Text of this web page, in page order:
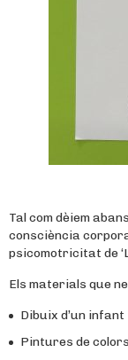
Tal com dèiem
consciència
psicomotricitat de
Els materials que
Dibuix d’un infant
Pintures de